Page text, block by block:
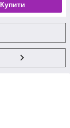
Купити